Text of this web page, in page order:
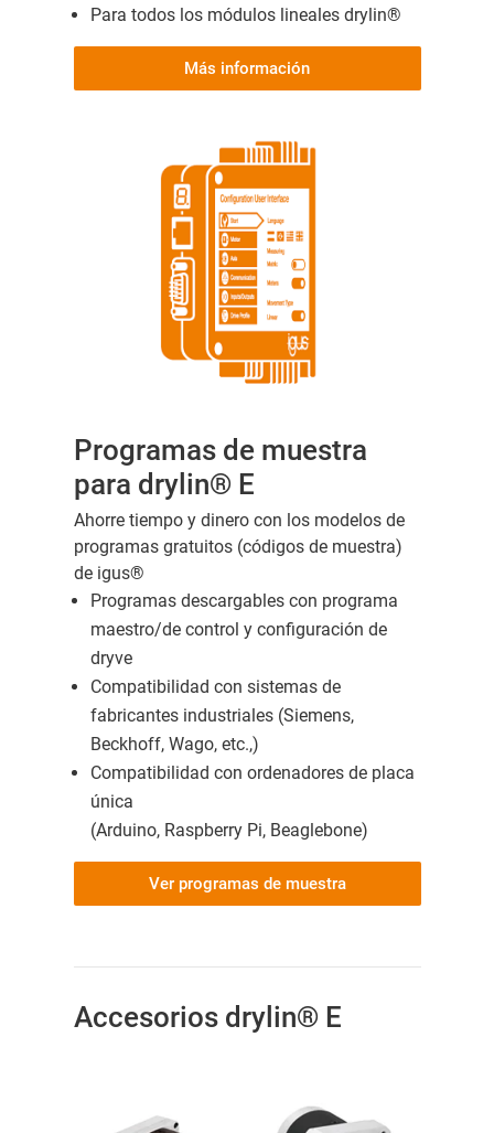
Para todos los módulos lineales drylin®
Más información
Programas de muestra
para drylin® E
Ahorre tiempo y dinero con los modelos de
programas gratuitos (códigos de muestra)
de igus®
Programas descargables con programa
maestro/de control y configuración de
dryve
Compatibilidad con sistemas de
fabricantes industriales (Siemens,
Beckhoff, Wago, etc.,)
Compatibilidad con ordenadores de placa
única
(Arduino, Raspberry Pi, Beaglebone)
Ver programas de muestra
Accesorios drylin® E